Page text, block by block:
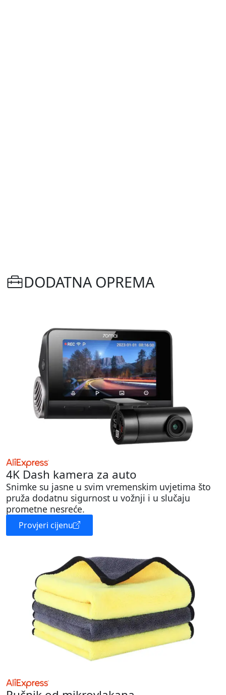
DODATNA OPREMA
4K Dash kamera za auto
Snimke su jasne u svim vremenskim uvjetima što
pruža dodatnu sigurnost u vožnji i u slučaju
prometne nesreće.
Provjeri cijenu